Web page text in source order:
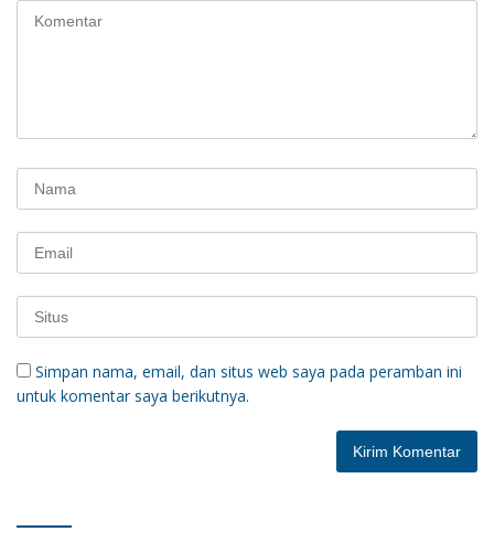
Simpan nama, email, dan situs web saya pada peramban ini
untuk komentar saya berikutnya.